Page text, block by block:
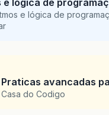
e lógica de
avancadas
do Codigo